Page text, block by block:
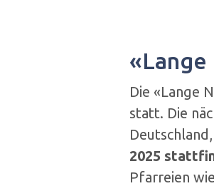
«Lange
Die «Lange
statt. Die
2025
Pfarreien